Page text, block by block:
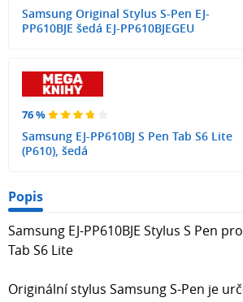
Samsung Original Stylus S-Pen EJ-
PP610BJE šedá EJ-PP610BJEGEU
76 %
Samsung EJ-PP610BJ S Pen Tab S6 Lite
(P610), šedá
Popis
Samsung EJ-PP610BJE Stylus S Pen
Tab S6 Lite
Originální stylus Samsung S-Pen je